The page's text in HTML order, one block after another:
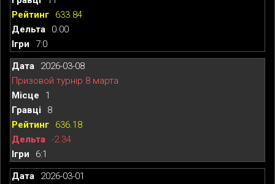
633.84
0.00
7:0
2026-03-08
Призовой турнір 8 марта
1
8
636.18
-2.34
6:1
2026-03-01